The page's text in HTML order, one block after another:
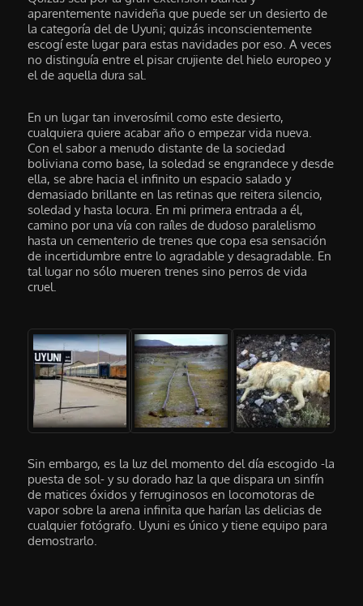
aparentemente navideña que puede ser un desierto de
la categoría del de Uyuni; quizás inconscientemente
escogí este lugar para estas navidades por eso. A veces
no distinguía entre el pisar crujiente del hielo europeo y
el de aquella dura sal.
En un lugar tan inverosímil como este desierto,
cualquiera quiere acabar año o empezar vida nueva.
Con el sabor a menudo distante de la sociedad
boliviana como base, la soledad se engrandece y desde
ella, se abre hacia el infinito un espacio salado y
demasiado brillante en las retinas que reitera silencio,
soledad y hasta locura. En mi primera entrada a él,
camino por una vía con raíles de dudoso paralelismo
hasta un cementerio de trenes que copa esa sensación
de incertidumbre entre lo agradable y desagradable. En
tal lugar no sólo mueren trenes sino perros de vida
cruel.
Sin embargo, es la luz del momento del día escogido -la
puesta de sol- y su dorado haz la que dispara un sinfín
de matices óxidos y ferruginosos en locomotoras de
vapor sobre la arena infinita que harían las delicias de
cualquier fotógrafo. Uyuni es único y tiene equipo para
demostrarlo.